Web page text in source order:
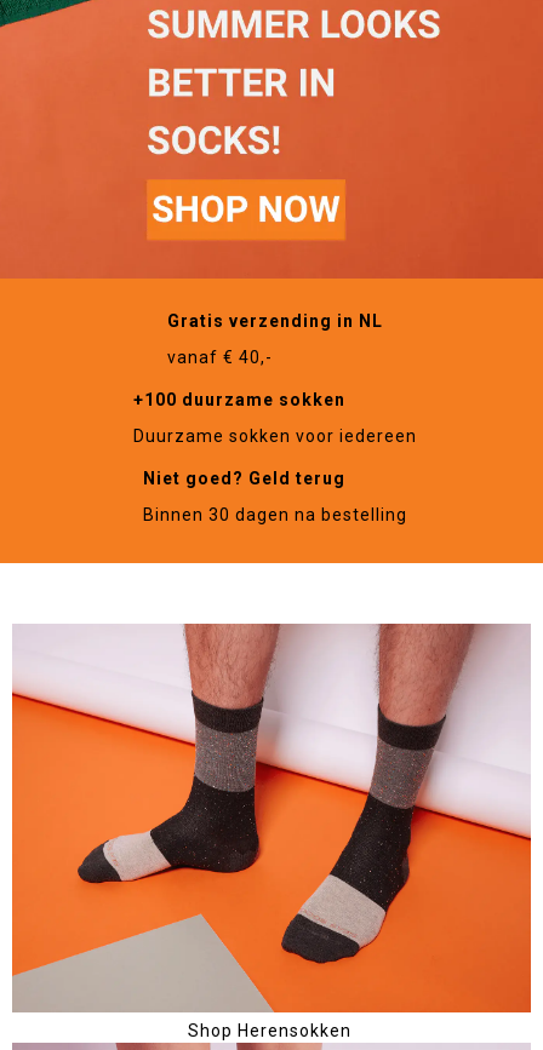
Gratis verzending in NL
vanaf € 40,-
+100 duurzame sokken
Duurzame sokken voor iedereen
Niet goed? Geld terug
Binnen 30 dagen na bestelling
Shop Herensokken